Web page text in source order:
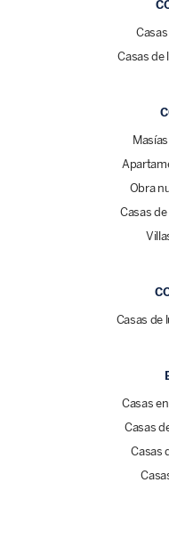
Casas de
Obra
Casas
Casas de
Casas
Casas
Casas